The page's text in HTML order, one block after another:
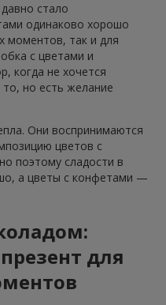
стало
одинаково хорошо
моментов, так и для
с цветами и
когда не хочется
но есть желание
Они воспринимаются
цветов с
поэтому сладости в
а цветы с конфетами —
для